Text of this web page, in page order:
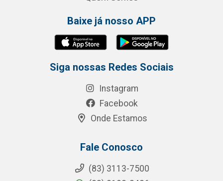
Baixe já nosso APP
Siga nossas Redes Sociais
Instagram
Facebook
Onde Estamos
Fale Conosco
(83) 3113-7500